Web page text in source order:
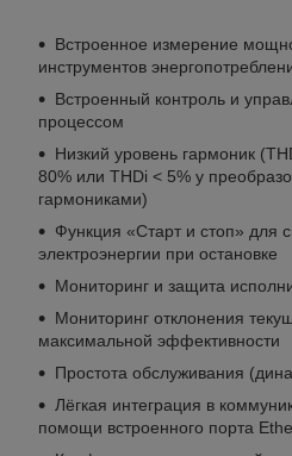
Встроенное измерение
инструментов
Встроенный контроль и
процессом
Низкий уровень гармоник
80% или THDi < 5% у
гармониками)
Функция «Старт и стоп» для
электроэнергии при остановке
Мониторинг и защита
Мониторинг отклонения
максимальной эффективности
Простота обслуживания
Лёгкая интеграция в
помощи встроенного порта